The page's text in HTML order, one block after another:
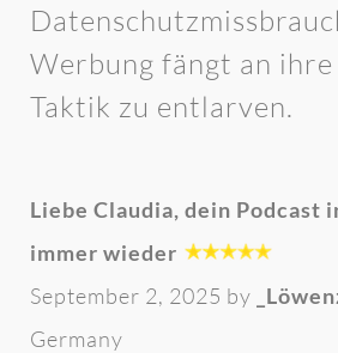
Werbung fängt an ihre
Taktik zu entlarven.
Liebe Claudia, dein Podcast
immer wieder
September 2, 2025 by
Germany